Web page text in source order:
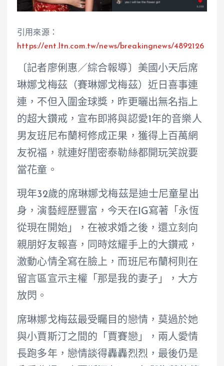
引用來源：
https://ent.ltn.com.tw/news/breakingnews/4892126
〔記者廖俐惠／綜合報導〕美國小天后席
琳娜戈梅茲（賽琳娜戈梅茲）近日喜事連
連，不但入圍金球獎，昨更曬出無名指上
的超大鑽戒，宣布即將與認愛1年的音樂人
男友班尼布蘭柯修成正果，獲得上百萬網
友祝福，就連好閨密泰勒絲都開玩笑說要
當花童。
現年32歲的席琳娜戈梅茲是迪士尼童星出
身，演藝經歷豐富，今天在IG寫著「永恆
從現在開始」，在被求婚之後，還立刻向
親朋好友報喜，同時炫耀手上的大鑽戒，
激動心情全寫在臉上，而班尼布蘭柯則在
留言區宣示主權「那是我的妻子」，大方
放閃。
席琳娜戈梅茲最受矚目的戀情，莫過於她
與小賈斯汀之間的「賈賽戀」，兩人愛情
長跑多年，戀情談得轟轟烈烈，最後仍是